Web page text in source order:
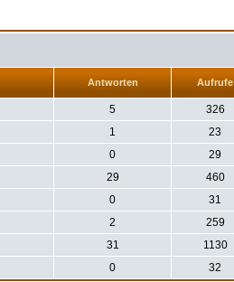
Antworten Aufrufe
5 326
1
23
0
29
29
460
0
31
2
259
31
1130
0
32